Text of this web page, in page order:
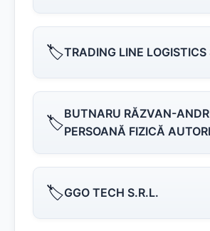
🏷️TRADING LINE LOGISTICS
🏷️BUTNARU RĂZVAN-
PERSOANĂ FIZICĂ
🏷️GGO TECH S.R.L.